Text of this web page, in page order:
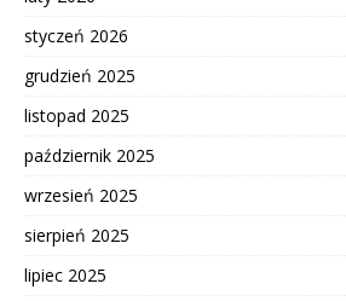
styczeń 2026
grudzień 2025
listopad 2025
październik 2025
wrzesień 2025
sierpień 2025
lipiec 2025